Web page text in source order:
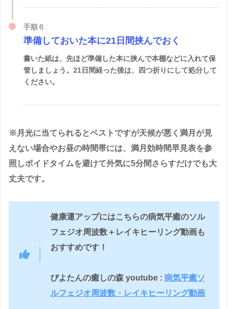
手順６
準備しておいた本に21日間挟んでおく
書いた紙は、先ほど準備した本に挟んで本棚などに入れて保
管しましょう。21日間経った後は、四つ折りにして処分して
ください。
※月光に当てられるとベストですが天候が悪く満月が見
えない場合やお昼の時間帯には、満月効時間早見表を参
照しボイドタイムを避けて外気に5分間さらすだけでも大
丈夫です。
健康運アップにはこちらの病気平癒のソル
フェジオ周波数＋レイキヒーリング動画も
おすすめです！
ぴよたんの癒しの森 youtube : 病気平癒ソ
ルフェジオ周波数・レイキヒーリング動画